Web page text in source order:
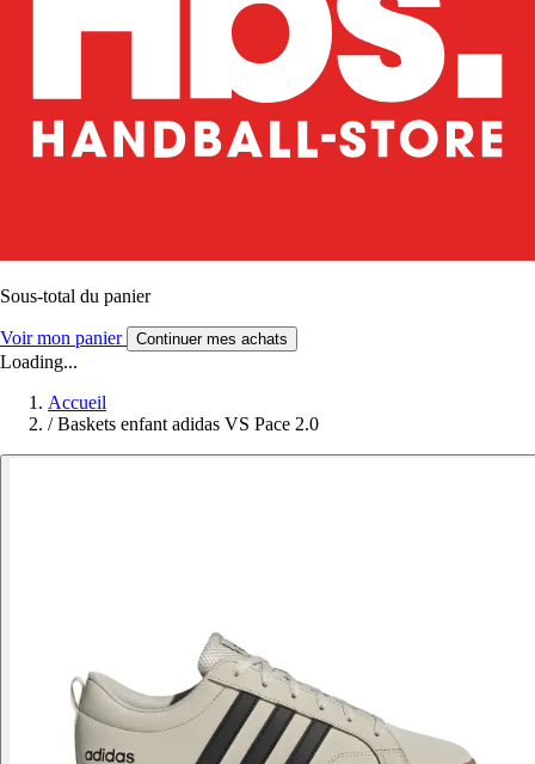
Sous-total du panier
Voir mon panier Continuer mes achats
Loading...
Accueil
/ Baskets enfant adidas VS Pace 2.0